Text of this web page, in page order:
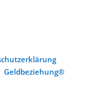
Geldbeziehung®